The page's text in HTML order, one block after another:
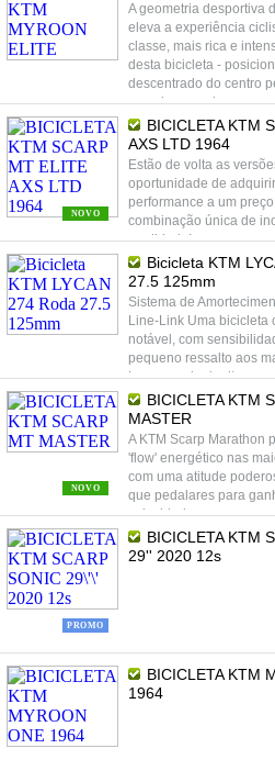
A geometria desportiva
eleva a experiência
classe, mais rica e
desta bicicleta -
descentrado do centro
cavado no carbono -
musculado dos atletas
sofisticado e
centelha de pudor!
NOVO
BICICLETA KTM
AXS LTD 1964
Estão de volta as
oportunidade de
performance a um
combinação única de
qualidade!
Bicicleta KTM
27.5 125mm
Sistema de
Line-Link Uma bicicleta
notável, com
pequeno ressalto aos
Lycan muda de ritmo e
aceleração viciante. O
sistema de
e direto: responde com
às mais pequenas
reconfortante perante
NOVO
BICICLETA KTM
MASTER
A KTM Scarp Marathon
'flow' energético nas
com uma atitude
que pedalares para
velocidade.
PROMO
BICICLETA KTM
29'' 2020 12s
BICICLETA KTM
1964